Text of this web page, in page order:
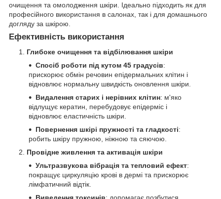
очищення та омолодження шкіри. Ідеально підходить як для
професійного використання в салонах, так і для домашнього
догляду за шкірою.
Ефективність використання
Глибоке очищення та відбілювання шкіри
Спосіб роботи під кутом 45 градусів:
прискорює обмін речовин епідермальних клітин і
відновлює нормальну швидкість оновлення шкіри.
Видалення старих і нерівних клітин: м'яко
відлущує кератин, перебудовує епідерміс і
відновлює еластичність шкіри.
Повернення шкірі пружності та гладкості:
робить шкіру пружною, ніжною та сяючою.
Провідне живлення та активація шкіри
Ультразвукова вібрація та тепловий ефект:
покращує циркуляцію крові в дермі та прискорює
лімфатичний відтік.
Виведення токсинів: допомагає позбутися